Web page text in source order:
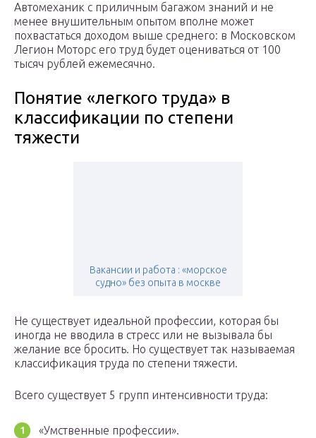
Автомеханик с приличным багажом знаний и не
менее внушительным опытом вполне может
похвастаться доходом выше среднего: в Московском
Легион Моторс его труд будет оцениваться от 100
тысяч рублей ежемесячно.
Понятие «легкого труда» в
классификации по степени
тяжести
Вакансии и работа : «морское
судно» без опыта в москве
Не существует идеальной профессии, которая бы
иногда не вводила в стресс или не вызывала бы
желание все бросить. Но существует так называемая
классификация труда по степени тяжести.
Всего существует 5 групп интенсивности труда:
«Умственные профессии».